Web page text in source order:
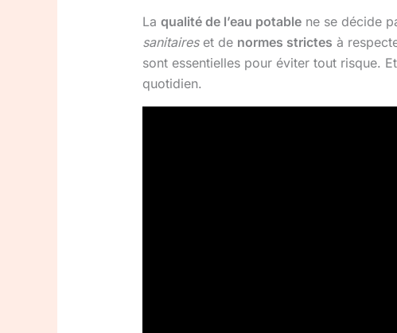
La qualité de l’eau potablene se décide
sanitaireset de normes strictes à
sont essentielles pour éviter tout risque.
quotidien.